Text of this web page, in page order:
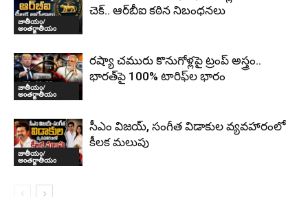
జాతీయం/
అంతర్జాతీయం
చెక్.. ఆర్‌బీఐ కఠిన నిబంధనలు
జాతీయం/
అంతర్జాతీయం
రష్యా చమురు కొనుగోళ్లపై ట్రంప్ అస్త్రం..
భారత్‌పై 100% టారిఫ్‌ల భారం
జాతీయం/
అంతర్జాతీయం
సీఎం విజయ్, సంగీత విడాకుల వ్యవహారంలో
కీలక మలుపు